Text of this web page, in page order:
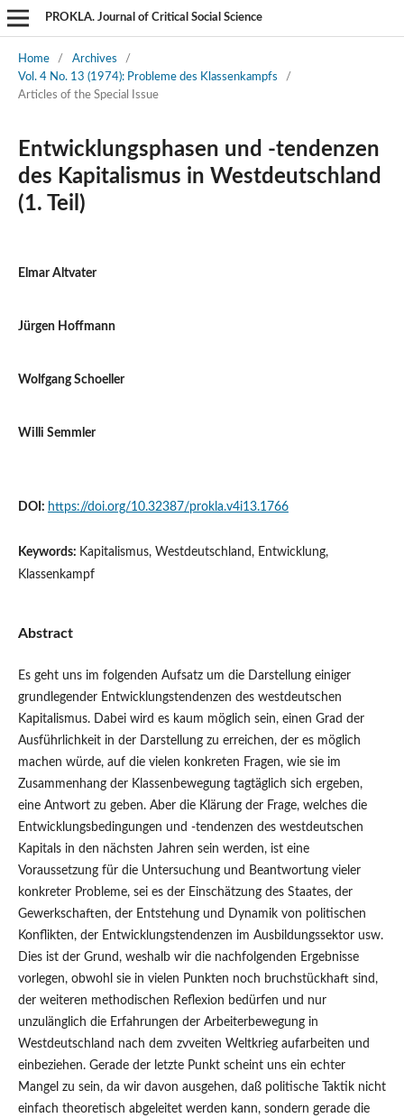
PROKLA. Journal of Critical Social Science
Home / Archives
/
Vol. 4 No. 13 (1974): Probleme des Klassenkampfs
/
Articles of the Special Issue
Entwicklungsphasen und -tendenzen
des Kapitalismus in Westdeutschland
(1. Teil)
Elmar Altvater
Jürgen Hoffmann
Wolfgang Schoeller
Willi Semmler
DOI: https://doi.org/10.32387/prokla.v4i13.1766
Keywords: Kapitalismus, Westdeutschland, Entwicklung,
Klassenkampf
Abstract
Es geht uns im folgenden Aufsatz um die Darstellung einiger
grundlegender Entwicklungstendenzen des westdeutschen
Kapitalismus. Dabei wird es kaum möglich sein, einen Grad der
Ausführlichkeit in der Darstellung zu erreichen, der es möglich
machen würde, auf die vielen konkreten Fragen, wie sie im
Zusammenhang der Klassenbewegung tagtäglich sich ergeben,
eine Antwort zu geben. Aber die Klärung der Frage, welches die
Entwicklungsbedingungen und -tendenzen des westdeutschen
Kapitals in den nächsten Jahren sein werden, ist eine
Voraussetzung für die Untersuchung und Beantwortung vieler
konkreter Probleme, sei es der Einschätzung des Staates, der
Gewerkschaften, der Entstehung und Dynamik von politischen
Konflikten, der Entwicklungstendenzen im Ausbildungssektor usw.
Dies ist der Grund, weshalb wir die nachfolgenden Ergebnisse
vorlegen, obwohl sie in vielen Punkten noch bruchstückhaft sind,
der weiteren methodischen Reflexion bedürfen und nur
unzulänglich die Erfahrungen der Arbeiterbewegung in
Westdeutschland nach dem zvveiten Weltkrieg aufarbeiten und
einbeziehen. Gerade der letzte Punkt scheint uns ein echter
Mangel zu sein, da wir davon ausgehen, daß politische Taktik nicht
einfach theoretisch abgeleitet werden kann, sondern gerade die